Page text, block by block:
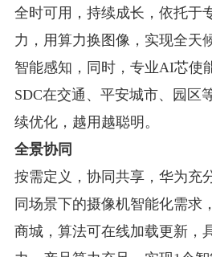
全时可用，持续成长，依托于
力，用算力换图像，实现全天
智能感知，同时，专业AI芯使
SDC在交通、平安城市、园区
续优化，越用越聪明。
全景协同
按需定义，协同共享，华为充
同场景下的摄像机智能化需求
商城，算法可在线加载更新，